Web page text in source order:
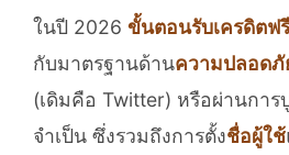
ในปี 2026 ขั้นตอนรับเครดิตฟรี
กับมาตรฐานด้านความปลอด
(เดิมคือ Twitter) หรือผ่านกา
จำเป็น ซึ่งรวมถึงการตั้งชื่อผู้ใช้